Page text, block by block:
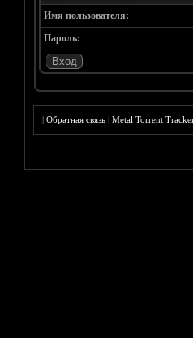
Имя пользователя:
Пароль:
|Обратная связь |Metal Torrent